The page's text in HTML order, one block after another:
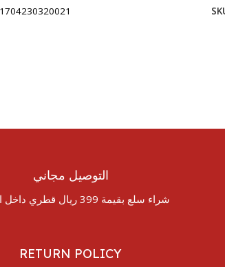
1704230320021
التوصيل مجاني
شراء سلع بقيمة 399 ريال قطري داخل الدوحة.
RETURN POLICY